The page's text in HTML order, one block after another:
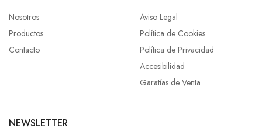
Nosotros
Productos
Contacto
Aviso Legal
Política de Cookies
Política de Privacidad
Accesibilidad
Garatías de Venta
NEWSLETTER